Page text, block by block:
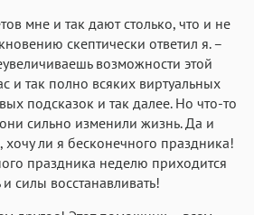
мне и так дают столько, что и не
скептически ответил я. –
возможности этой
и так полно всяких виртуальных
подсказок и так далее. Но что-то
сильно изменили жизнь. Да и
ли я бесконечного праздника!
праздника неделю приходится
и силы восстанавливать!